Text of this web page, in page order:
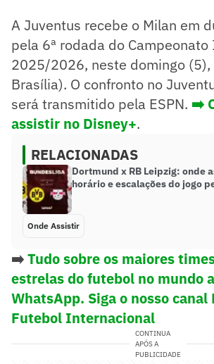
A Juventus recebe o Milan em
pela 6ª rodada do
2025/2026, neste domingo
Brasília). O confronto no
será transmitido pela ESPN. ➡️
assistir no Disney+.
RELACIONADAS
Dortmund x RB Leipzig: onde
horário e escalações do jogo
Onde Assistir
➡️Tudo sobre os maiores
estrelas do futebol no mundo
WhatsApp. Siga o nosso canal
Futebol Internacional
CONTINUA
APÓS A
PUBLICIDADE